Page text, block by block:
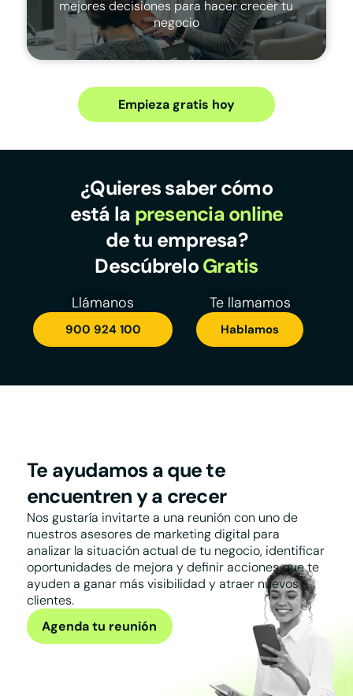
mejores decisiones para hacer crecer tu
negocio
Empieza gratis hoy
¿Quieres saber cómo
está la presencia online
de tu empresa?
DescúbreloGratis
Llámanos
900 924 100
Te llamamos
Hablamos
Te ayudamos a que te
encuentren y a crecer
Nos gustaría invitarte a una reunión con uno de
nuestros asesores de marketing digital para
analizar la situación actual de tu negocio, identificar
oportunidades de mejora y definir acciones que te
ayuden a ganar más visibilidad y atraer nuevos
clientes.
Agenda tu reunión